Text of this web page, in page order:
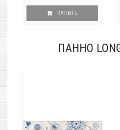
КУПИТЬ
ПАННО